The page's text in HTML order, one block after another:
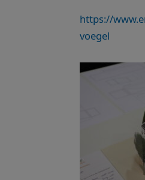
https://
voegel